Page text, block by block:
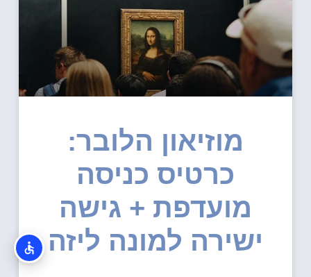
מוזיאון הלובר:
כרטיס כניסה
מועדפת + גישה
ישירה למונה ליזה